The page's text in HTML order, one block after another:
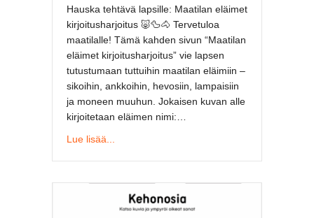
Hauska tehtävä lapsille: Maatilan eläimet
kirjoitusharjoitus 🐷🦆🐴 Tervetuloa
maatilalle! Tämä kahden sivun “Maatilan
eläimet kirjoitusharjoitus” vie lapsen
tutustumaan tuttuihin maatilan eläimiin –
sikoihin, ankkoihin, hevosiin, lampaisiin
ja moneen muuhun. Jokaisen kuvan alle
kirjoitetaan eläimen nimi:…
Lue lisää...